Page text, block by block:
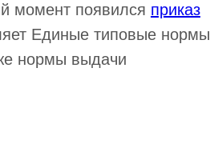
момент появился приказ
Единые типовые нормы
нормы выдачи